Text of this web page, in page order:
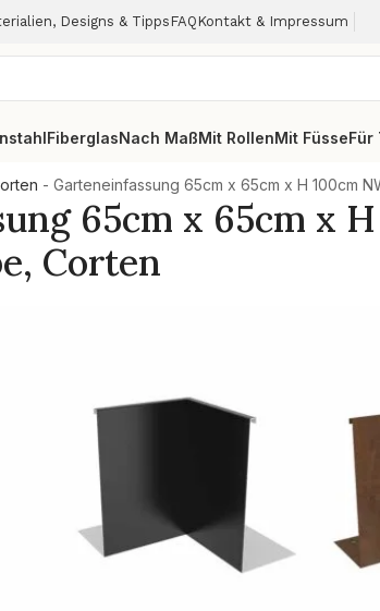
Designs & TippsFAQ Kontakt & Impressum
FiberglasNach MaßMit RollenMit FüsseFür
- Garteneinfassung 65cm x 65cm x H 100cm
65cm x 65cm x
Corten